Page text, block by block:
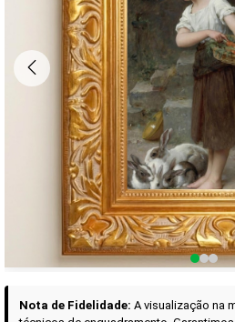
Trazemos a imponência das maiores
alto padrão da sua casa. Nosso acervo
pintores renomados, resgatando artes
das obras doséculo XIX. Produção
molduras em Madeira Maciçae
QUALIDADE DE MUSEU
Curadoria das Campanhas
A seleção de obras-primas
sociais, reunidas aqui para sua
Nota de Fidelidade: A visualização na